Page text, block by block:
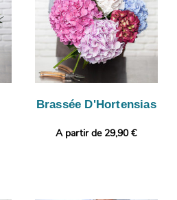
Brassée D'Hortensias
A partir de 29,90 €